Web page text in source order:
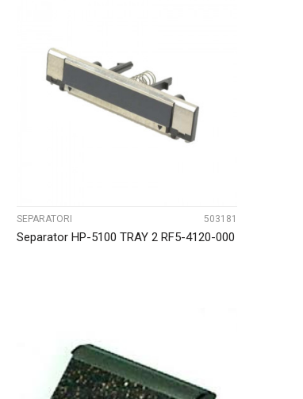
UPOREDI
SEPARATORI 503181
Separator HP-5100 TRAY 2 RF5-4120-000